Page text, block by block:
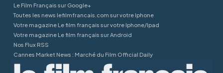
Le Film Français sur Google+
Toutes les news lefilmfrancais.com sur votre Iphone
Votre magazine Le film français sur votre Iphone/Ipad
Votre magazine Le film français sur Android
Nos Flux RSS
Cannes Market News : Marché du Film Official Daily